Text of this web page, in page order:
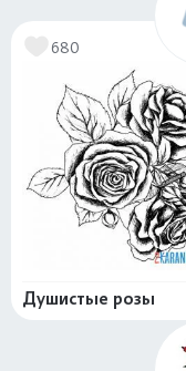
680
Душистые розы